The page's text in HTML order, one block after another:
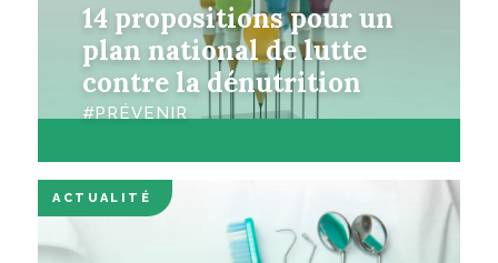
14 propositions pour un
plan national de lutte
contre la dénutrition
PRÉVENIR
ACTUALITÉ